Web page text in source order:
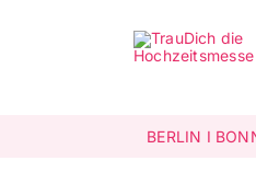
BERLIN I